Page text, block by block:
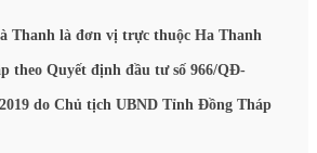
Thanh là đơn vị trực thuộc Ha Thanh
theo Quyết định đầu tư số 966/QĐ-
do Chủ tịch UBND Tỉnh Đồng Tháp